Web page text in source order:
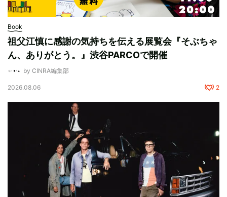
Book
祖父江慎に感謝の気持ちを伝える展覧会『そぶちゃ
ん、ありがとう。』渋谷PARCOで開催
by CINRA編集部
2026.08.06 2